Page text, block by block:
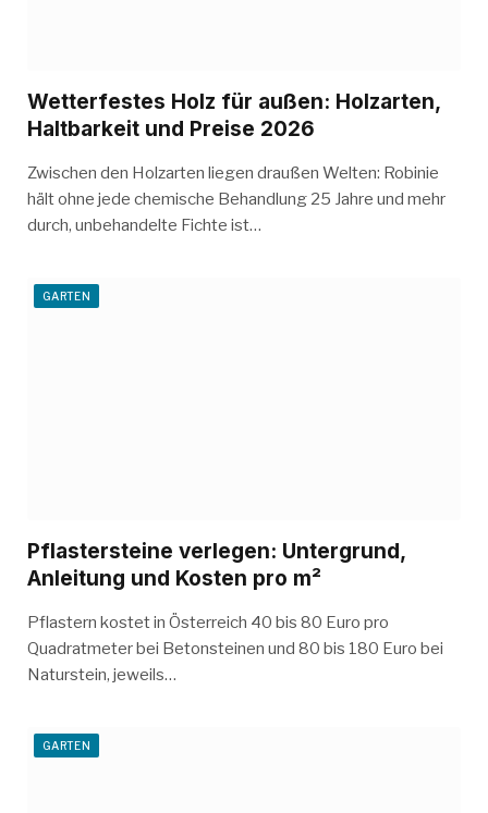
Wetterfestes Holz für außen: Holzarten,
Haltbarkeit und Preise 2026
Zwischen den Holzarten liegen draußen Welten: Robinie
hält ohne jede chemische Behandlung 25 Jahre und mehr
durch, unbehandelte Fichte ist…
GARTEN
Pflastersteine verlegen: Untergrund,
Anleitung und Kosten pro m²
Pflastern kostet in Österreich 40 bis 80 Euro pro
Quadratmeter bei Betonsteinen und 80 bis 180 Euro bei
Naturstein, jeweils…
GARTEN